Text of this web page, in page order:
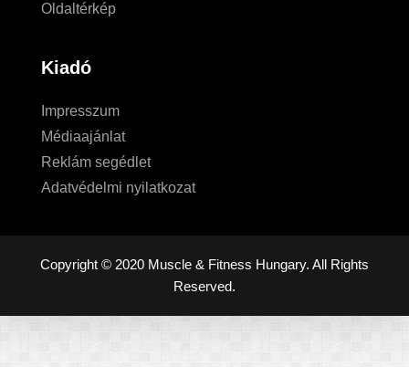
Oldaltérkép
Kiadó
Impresszum
Médiaajánlat
Reklám segédlet
Adatvédelmi nyilatkozat
Copyright © 2020 Muscle & Fitness Hungary. All Rights
Reserved.